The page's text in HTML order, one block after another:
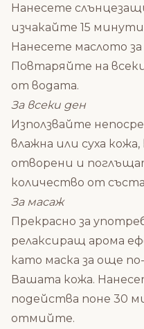
Нанесете
изчакайте 15
Нанесете маслото
Повтаряйте на всеки
от водата.
За всеки ден
Използвайте
влажна или суха
отворени и
количество от
За масаж
Прекрасно за
релаксиращ арома
като маска за още
Вашата кожа.
подейства поне 30
отмийте.